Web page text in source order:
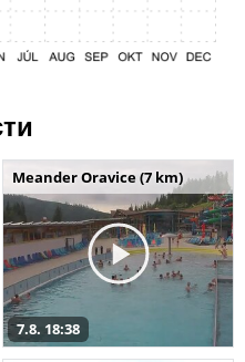
Meander Oravice (7 km)
7.8. 18:38